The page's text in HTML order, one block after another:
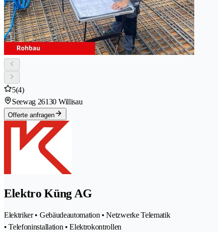
5(4)
Seewag 26130 Willisau
Offerte anfragen
Elektro Küng AG
Elektriker • Gebäudeautomation • Netzwerke Telematik
• Telefoninstallation • Elektrokontrollen